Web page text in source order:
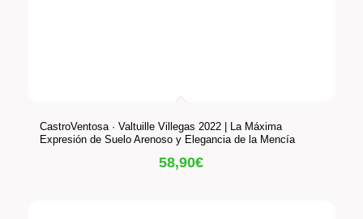
CastroVentosa · Valtuille Villegas 2022 | La Máxima
Expresión de Suelo Arenoso y Elegancia de la Mencía
58,90€